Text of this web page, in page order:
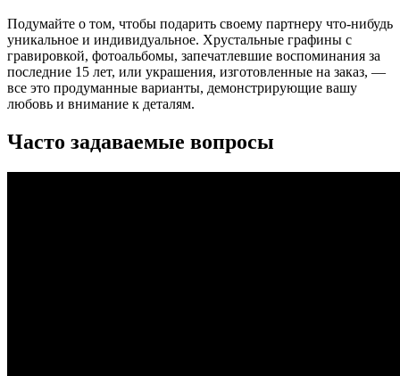
Подумайте о том, чтобы подарить своему партнеру что-нибудь
уникальное и индивидуальное. Хрустальные графины с
гравировкой, фотоальбомы, запечатлевшие воспоминания за
последние 15 лет, или украшения, изготовленные на заказ, —
все это продуманные варианты, демонстрирующие вашу
любовь и внимание к деталям.
Часто задаваемые вопросы